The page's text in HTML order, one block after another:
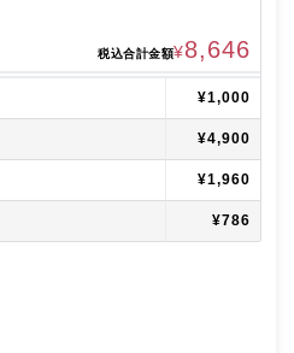
税込合計金額¥8,646
¥1,000
¥4,900
¥1,960
¥786